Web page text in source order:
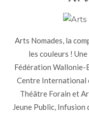
Arts Nomades, la
les couleurs !
Fédération Wallonie-
Centre International
Théâtre Forain et
Jeune Public,